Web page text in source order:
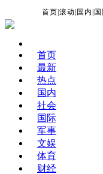
首页 |滚动 国内
首页
最新
热点
国内
社会
国际
军事
文娱
体育
财经